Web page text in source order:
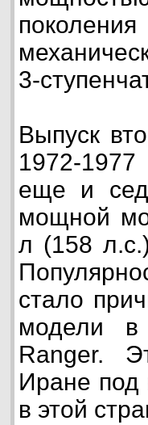
3-
Выпуск
1972-1977
еще и
мощной
л (158
стало
модели в
Ranger.
Иране под
в этой